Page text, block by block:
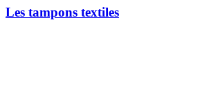
Les tampons textiles